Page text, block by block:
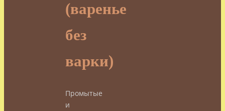
(варенье
без
варки)
Промытые
и